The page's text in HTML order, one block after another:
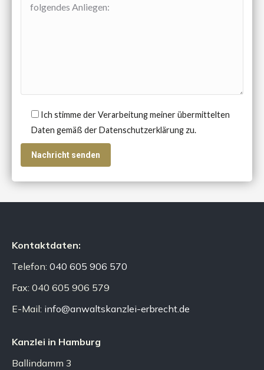
Ich stimme der Verarbeitung meiner übermittelten
Daten gemäß der Datenschutzerklärung zu.
Kontaktdaten:
Telefon: 040 605 906 570
Fax: 040 605 906 579
E-Mail: info@anwaltskanzlei-erbrecht.de
Kanzlei in Hamburg
Ballindamm 3